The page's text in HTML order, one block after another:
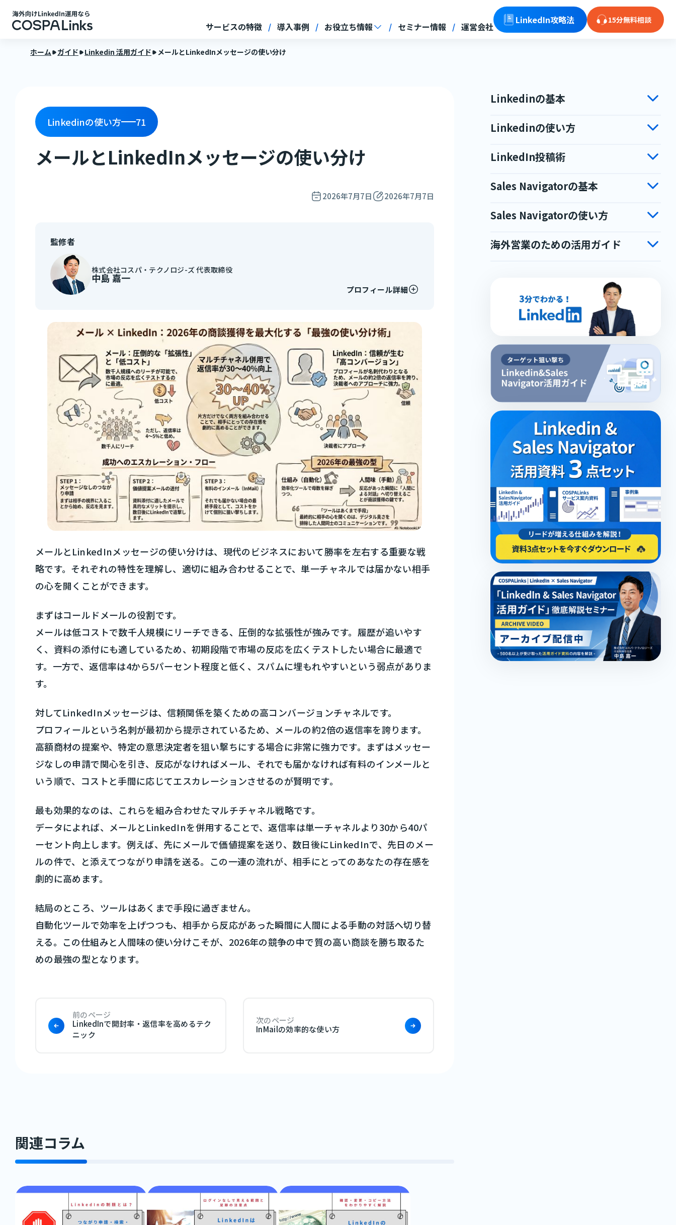
サービスの特徴 導入事例 お役立ち情報 セミナー情報 運営会社
LinkedIn攻略法 15分無料相談
ホーム ガイド Linkedin 活用ガイド メールとLinkedInメッセージの使い分け
Linkedinの使い方 71
メールとLinkedInメッセージの使い分け
2026年7月7日 2026年7月7日
監修者
株式会社コスパ・テクノロジ-ズ 代表取締役
中島 嘉一
プロフィール詳細
メールとLinkedInメッセージの使い分けは、現代のビジネスにおいて勝率を左右する重要な戦
略です。それぞれの特性を理解し、適切に組み合わせることで、単一チャネルでは届かない相手
の心を開くことができます。
まずはコールドメールの役割です。
メールは低コストで数千人規模にリーチできる、圧倒的な拡張性が強みです。履歴が追いやす
く、資料の添付にも適しているため、初期段階で市場の反応を広くテストしたい場合に最適で
す。一方で、返信率は4から5パーセント程度と低く、スパムに埋もれやすいという弱点がありま
す。
対してLinkedInメッセージは、信頼関係を築くための高コンバージョンチャネルです。
プロフィールという名刺が最初から提示されているため、メールの約2倍の返信率を誇ります。
高額商材の提案や、特定の意思決定者を狙い撃ちにする場合に非常に強力です。まずはメッセー
ジなしの申請で関心を引き、反応がなければメール、それでも届かなければ有料のインメールと
いう順で、コストと手間に応じてエスカレーションさせるのが賢明です。
最も効果的なのは、これらを組み合わせたマルチチャネル戦略です。
データによれば、メールとLinkedInを併用することで、返信率は単一チャネルより30から40パ
ーセント向上します。例えば、先にメールで価値提案を送り、数日後にLinkedInで、先日のメー
ルの件で、と添えてつながり申請を送る。この一連の流れが、相手にとってのあなたの存在感を
劇的に高めます。
結局のところ、ツールはあくまで手段に過ぎません。
自動化ツールで効率を上げつつも、相手から反応があった瞬間に人間による手動の対話へ切り替
える。この仕組みと人間味の使い分けこそが、2026年の競争の中で質の高い商談を勝ち取るた
めの最強の型となります。
前のページ
LinkedInで開封率・返信率を高めるテク
ニック
次のページ
InMailの効率的な使い方
関連コラム
Linkedinの基本
Linkedinの使い方
LinkedIn投稿術
Sales Navigatorの基本
Sales Navigatorの使い方
海外営業のための活用ガイド